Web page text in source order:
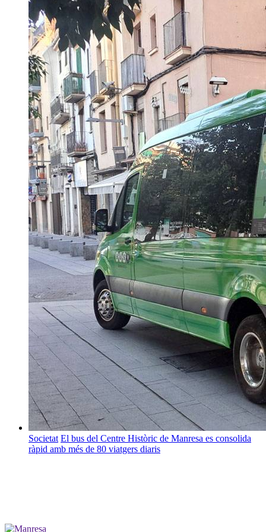
Societat El bus del Centre Històric de Manresa es consolida
ràpid amb més de 80 viatgers diaris